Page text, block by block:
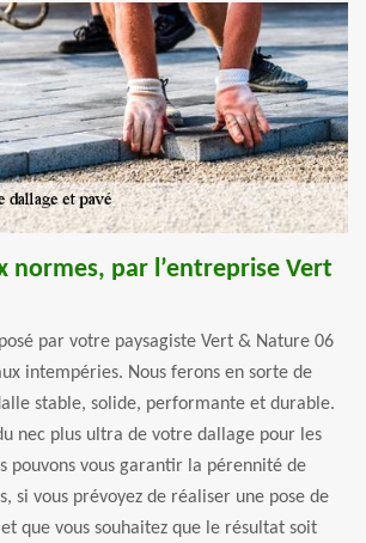
normes, par l’entreprise Vert
par votre paysagiste Vert & Nature 06
intempéries. Nous ferons en sorte de
stable, solide, performante et durable.
nec plus ultra de votre dallage pour les
pouvons vous garantir la pérennité de
si vous prévoyez de réaliser une pose de
que vous souhaitez que le résultat soit